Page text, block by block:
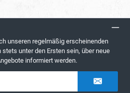
unseren regelmäßig erscheinenden
unter den Ersten sein, über neue
informiert werden.